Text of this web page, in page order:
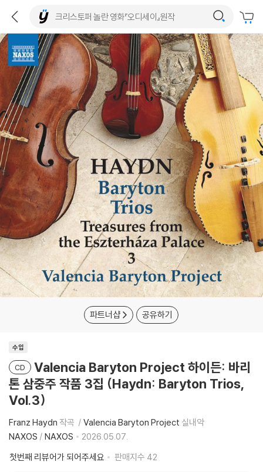
파트너샵 공유하기
수입
CD
Valencia Baryton Project 하이든: 바리
톤 삼중주 작품 3집 (Haydn: Baryton Trios,
Vol.3)
Franz Haydn 작곡 Valencia Baryton Project 실내악
NAXOS / NAXOS
2026.05.07.
첫번째 리뷰어가 되어주세요
판매지수 42